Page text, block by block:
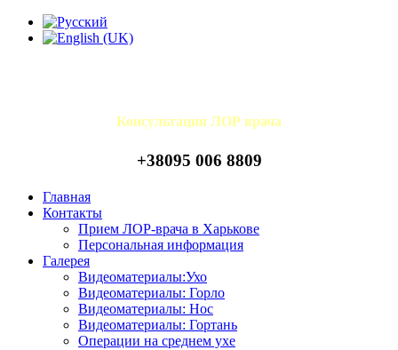
Консультация ЛОР врача
+38095 006 8809
Главная
Контакты
Прием ЛОР-врача в Харькове
Персональная информация
Галерея
Видеоматериалы:Ухо
Видеоматериалы: Горло
Видеоматериалы: Нос
Видеоматериалы: Гортань
Операции на среднем ухе